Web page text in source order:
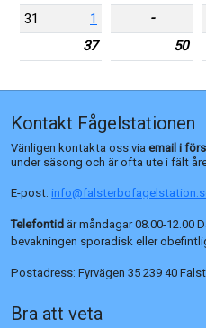
31
1
37
-
50
Kontakt Fågelstationen
Vänligen kontakta oss via email i
under säsong och är ofta ute i fält
E-post:
Telefontid är måndagar 08.00-12.00
bevakningen sporadisk eller
Postadress: Fyrvägen 35 239 40
Bra att veta